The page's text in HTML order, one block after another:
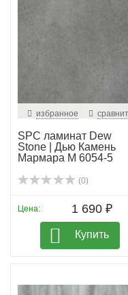
избранное
SPC ламинат Dew
Stone | Дью Камень
Мармара М 6054-5
(0)
Цена: 1 690 ₽
Купить